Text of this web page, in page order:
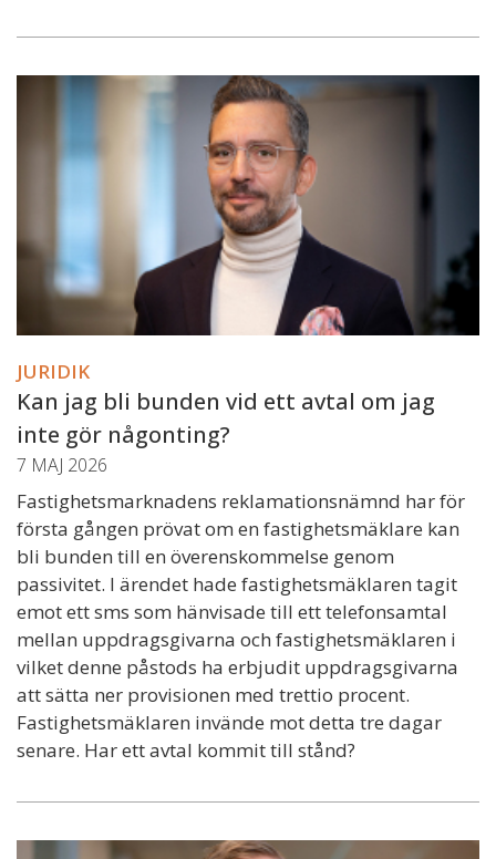
JURIDIK
Kan jag bli bunden vid ett avtal om jag
inte gör någonting?
7 MAJ 2026
Fastighetsmarknadens reklamationsnämnd har för
första gången prövat om en fastighetsmäklare kan
bli bunden till en överenskommelse genom
passivitet. I ärendet hade fastighetsmäklaren tagit
emot ett sms som hänvisade till ett telefonsamtal
mellan uppdragsgivarna och fastighetsmäklaren i
vilket denne påstods ha erbjudit uppdragsgivarna
att sätta ner provisionen med trettio procent.
Fastighetsmäklaren invände mot detta tre dagar
senare. Har ett avtal kommit till stånd?